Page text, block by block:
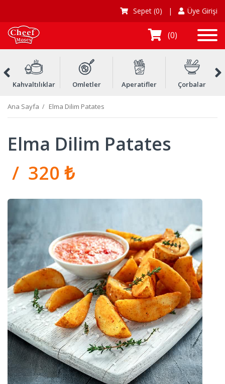
Sepet (0) | Üye Girişi
0
Kahvaltılıklar Omletler Aperatifler Çorbalar
Ana Sayfa Elma Dilim Patates
Elma Dilim Patates
/ 320 ₺